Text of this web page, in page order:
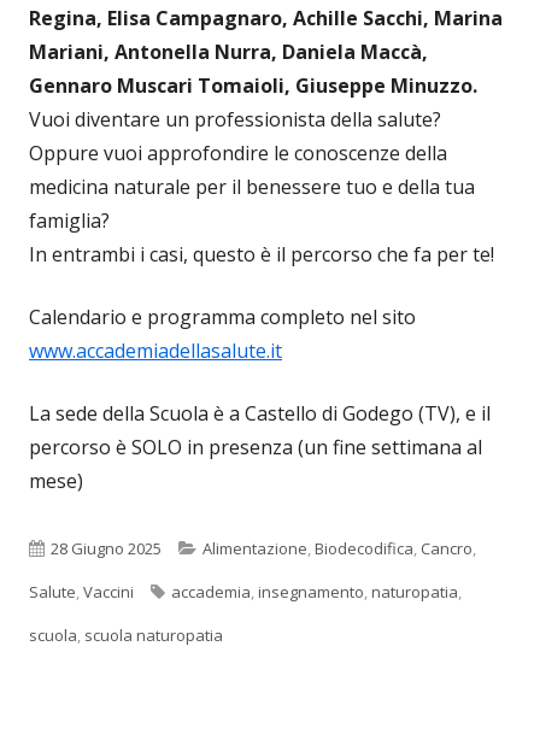
Regina, Elisa Campagnaro, Achille Sacchi, Marina
Mariani, Antonella Nurra, Daniela Maccà,
Gennaro Muscari Tomaioli, Giuseppe Minuzzo.
Vuoi diventare un professionista della salute?
Oppure vuoi approfondire le conoscenze della
medicina naturale per il benessere tuo e della tua
famiglia?
In entrambi i casi, questo è il percorso che fa per te!
Calendario e programma completo nel sito
www.accademiadellasalute.it
La sede della Scuola è a Castello di Godego (TV), e il
percorso è SOLO in presenza (un fine settimana al
mese)
Pubblicato
28 Giugno 2025 Categorie
Alimentazione,Biodecodifica, Cancro,
Salute,Vaccini Tag
accademia,insegnamento,naturopatia,
scuola, scuola naturopatia